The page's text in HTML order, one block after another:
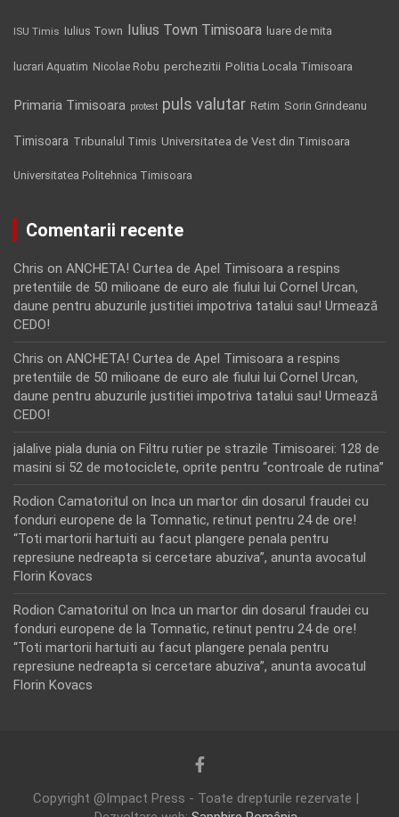
ISU Timis Iulius Town Iulius Town Timisoara luare de mita
lucrari Aquatim Nicolae Robu perchezitii Politia Locala Timisoara
Primaria Timisoara protest puls valutar Retim Sorin Grindeanu
Timisoara Tribunalul Timis Universitatea de Vest din Timisoara
Universitatea Politehnica Timisoara
Comentarii recente
Chris on ANCHETA! Curtea de Apel Timisoara a respins
pretentiile de 50 milioane de euro ale fiului lui Cornel Urcan,
daune pentru abuzurile justitiei impotriva tatalui sau! Urmează
CEDO!
Chris on ANCHETA! Curtea de Apel Timisoara a respins
pretentiile de 50 milioane de euro ale fiului lui Cornel Urcan,
daune pentru abuzurile justitiei impotriva tatalui sau! Urmează
CEDO!
jalalive piala dunia on Filtru rutier pe strazile Timisoarei: 128 de
masini si 52 de motociclete, oprite pentru “controale de rutina”
Rodion Camatoritul on Inca un martor din dosarul fraudei cu
fonduri europene de la Tomnatic, retinut pentru 24 de ore!
“Toti martorii hartuiti au facut plangere penala pentru
represiune nedreapta si cercetare abuziva”, anunta avocatul
Florin Kovacs
Rodion Camatoritul on Inca un martor din dosarul fraudei cu
fonduri europene de la Tomnatic, retinut pentru 24 de ore!
“Toti martorii hartuiti au facut plangere penala pentru
represiune nedreapta si cercetare abuziva”, anunta avocatul
Florin Kovacs
Copyright @Impact Press - Toate drepturile rezervate |